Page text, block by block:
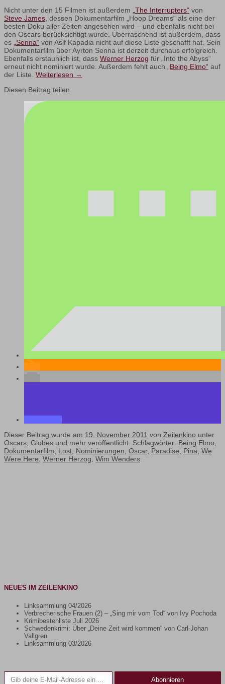
Nicht unter den 15 Filmen ist außerdem „The Interrupters“ von
Steve James, dessen Dokumentarfilm „Hoop Dreams“ als eine der
besten Doku aller Zeiten angesehen wird – und ebenfalls nicht bei
den Oscars berücksichtigt wurde. Überraschend ist außerdem, dass
es „Senna“ von Asif Kapadia nicht auf diese Liste geschafft hat. Sein
Dokumentarfilm über Ayrton Senna ist derzeit durchaus erfolgreich.
Ebenfalls erstaunlich ist, dass Werner Herzog für „Into the Abyss“
erneut nicht nominiert wurde. Außerdem fehlt auch „Being Elmo“ auf
der Liste. Weiterlesen →
Diesen Beitrag teilen
Dieser Beitrag wurde am 19. November 2011 von Zeilenkino unter
Oscars, Globes und mehr veröffentlicht. Schlagwörter: Being Elmo,
Dokumentarfilm, Lost, Nominierungen, Oscar, Paradise, Pina, We
Were Here, Werner Herzog, Wim Wenders.
NEUES IM ZEILENKINO
Linksammlung 04/2026
Verbrecherische Frauen (2) – „Sing mir vom Tod“ von Ivy Pochoda
Krimibestenliste Juli 2026
Schwedenkrimi: Über „Deine Zeit wird kommen“ von Carl-Johan
Vallgren
Linksammlung 03/2026
Gib deine E-Mail-Adresse ein ...
Abonnieren